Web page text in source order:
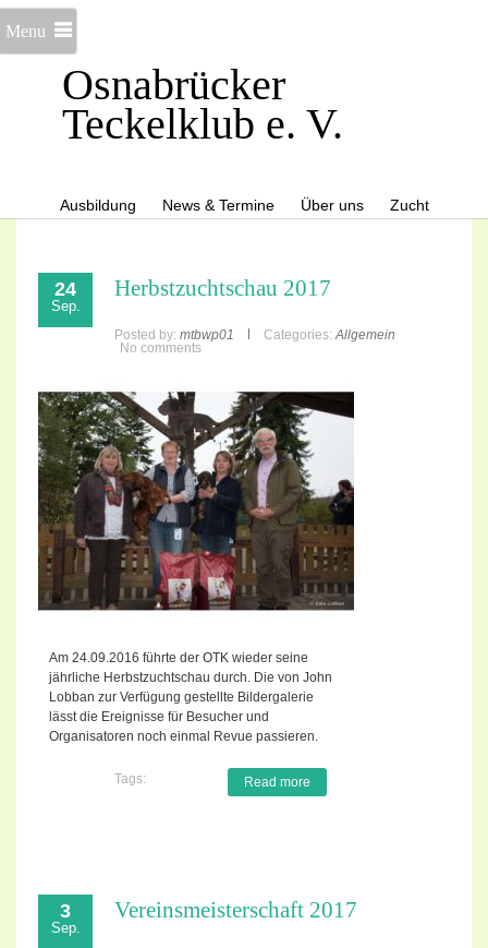
Osnabrücker
Teckelklub e. V.
Menu
Ausbildung News & Termine Über uns Zucht
24
Sep.
Herbstzuchtschau 2017
Posted by: mtbwp01 Categories: Allgemein
No comments
Am 24.09.2016 führte der OTK wieder seine
jährliche Herbstzuchtschau durch. Die von John
Lobban zur Verfügung gestellte Bildergalerie
lässt die Ereignisse für Besucher und
Organisatoren noch einmal Revue passieren.
Read more
Tags:
3
Sep.
Vereinsmeisterschaft 2017